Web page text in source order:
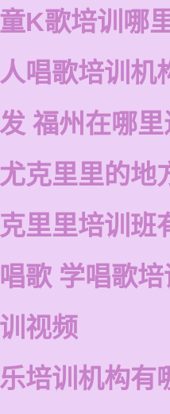
K歌培训哪
唱歌培训机
福州在哪
克里里的地
里里培训班
歌 学唱歌
视频
培训机构有